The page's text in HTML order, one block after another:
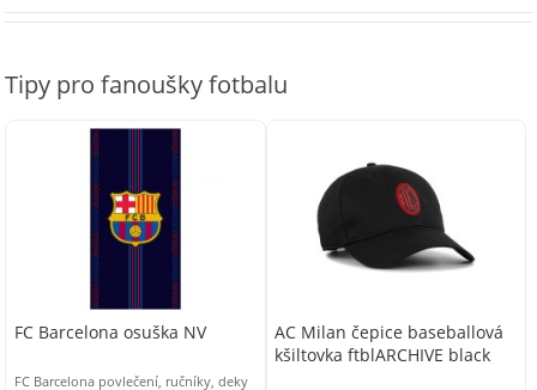
Tipy pro fanoušky fotbalu
FC Barcelona osuška NV
FC Barcelona povlečení, ručníky, deky
AC Milan čepice baseballová
kšiltovka ftblARCHIVE black